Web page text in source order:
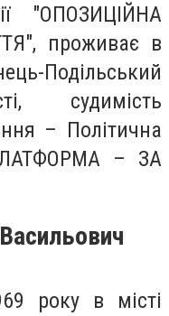
"ОПОЗИЦІЙНА
проживає в
судимість
– Політична
– ЗА
року в місті